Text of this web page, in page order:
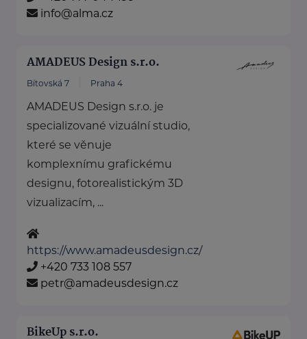
info@alma.cz
AMADEUS Design s.r.o.
Bítovská 7 Praha 4
AMADEUS Design s.r.o. je
specializované vizuální studio,
které se věnuje
komplexnímu grafickému
designu, fotorealistickým 3D
vizualizacím, ...
https://www.amadeusdesign.cz/
+420 733 108 557
petr@amadeusdesign.cz
BikeUp s.r.o.